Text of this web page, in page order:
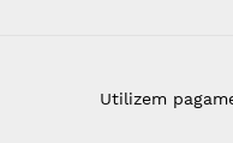
Utilizem